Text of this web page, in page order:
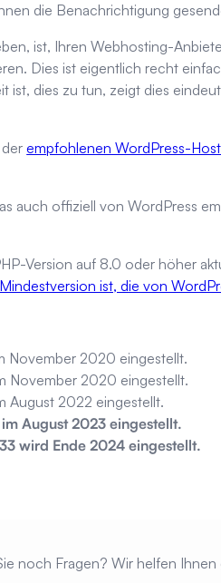
die Benachrichtigung
ist, Ihren Webhosting-
Dies ist eigentlich recht
dies zu tun, zeigt dies
derempfohlenen WordPress-
auch offiziell von WordPress
Version auf 8.0 oder höher
ist, die von
November 2020 eingestellt.
November 2020 eingestellt.
August 2022 eingestellt.
August 2023 eingestellt.
wird Ende 2024 eingestellt.
noch Fragen? Wir helfen